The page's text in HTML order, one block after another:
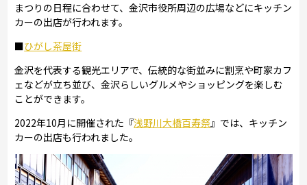
まつりの日程に合わせて、金沢市役所周辺の広場などにキッチン
カーの出店が行われます。
■ひがし茶屋街
金沢を代表する観光エリアで、伝統的な街並みに割烹や町家カフ
ェなどが立ち並び、金沢らしいグルメやショッピングを楽しむ
ことができます。
2022年10月に開催された『浅野川大橋百寿祭』では、キッチン
カーの出店も行われました。